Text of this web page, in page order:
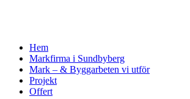
Hem
Markfirma i Sundbyberg
Mark – & Byggarbeten vi utför
Projekt
Offert